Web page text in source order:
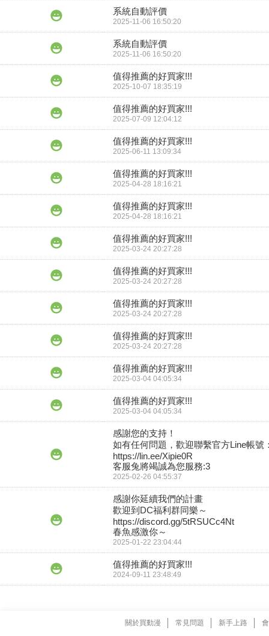
系統自動評價
2025-11-06 16:50:20
系統自動評價
2025-11-06 16:50:20
值得推薦的好買家!!!
2025-10-07 18:35:19
值得推薦的好買家!!!
2025-07-09 12:04:12
值得推薦的好買家!!!
2025-06-11 13:09:34
值得推薦的好買家!!!
2025-04-28 18:16:21
值得推薦的好買家!!!
2025-04-28 18:16:21
值得推薦的好買家!!!
2025-03-24 20:27:28
值得推薦的好買家!!!
2025-03-24 20:27:28
值得推薦的好買家!!!
2025-03-24 20:27:28
值得推薦的好買家!!!
2025-03-24 20:27:28
值得推薦的好買家!!!
2025-03-04 04:05:34
值得推薦的好買家!!!
2025-03-04 04:05:34
感謝您的支持！
如有任何問題，歡迎聯繫官方Line帳號
https://lin.ee/Xipie0R
客服兔將竭誠為您服務:3
2025-02-26 04:55:37
感謝你延續我們的計畫
歡迎到DC福利群同樂～
https://discord.gg/5tRSUCc4Nt
春魚感激你～
2025-01-22 23:04:44
值得推薦的好買家!!!
2024-09-11 23:48:49
關於買動漫 常見問題 新手上路